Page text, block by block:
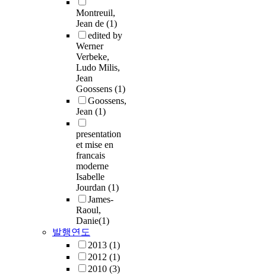
Montreuil,
Jean de (1)
edited by
Werner
Verbeke,
Ludo Milis,
Jean
Goossens (1)
Goossens,
Jean (1)
presentation
et mise en
francais
moderne
Isabelle
Jourdan (1)
James-
Raoul,
Danie(1)
발행연도
2013 (1)
2012 (1)
2010 (3)